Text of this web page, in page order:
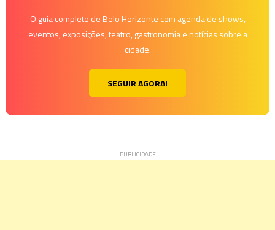
O guia completo de Belo Horizonte com agenda de shows,
eventos, exposições, teatro, gastronomia e notícias sobre a
cidade.
SEGUIR AGORA!